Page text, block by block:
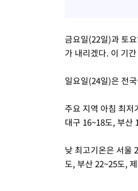
금요일(22일)과 토
가 내리겠다. 이 기
일요일(24일)은 전
주요 지역 아침 최
대구 16~18도, 부산
낮 최고기온은 서울
도, 부산 22~25도,